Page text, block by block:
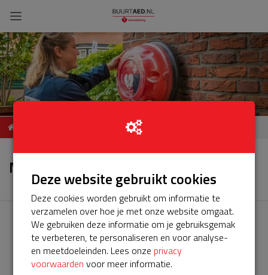
Het servicepakket van onze
NieuwsDeze website gebruikt cookies
Deze cookies worden gebruikt om informatie te
verzamelen over hoe je met onze website omgaat.
We gebruiken deze informatie om je gebruiksgemak
te verbeteren, te personaliseren en voor analyse-
en meetdoeleinden. Lees onze privacy
voorwaarden voor meer informatie.